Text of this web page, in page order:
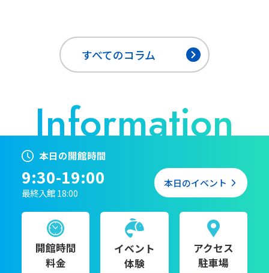
すべてのコラム
本日の開館時間
9:30-19:00
最終入館 18:00
本日のイベント
開館時間
料金
イベント
体験
アクセス
駐車場